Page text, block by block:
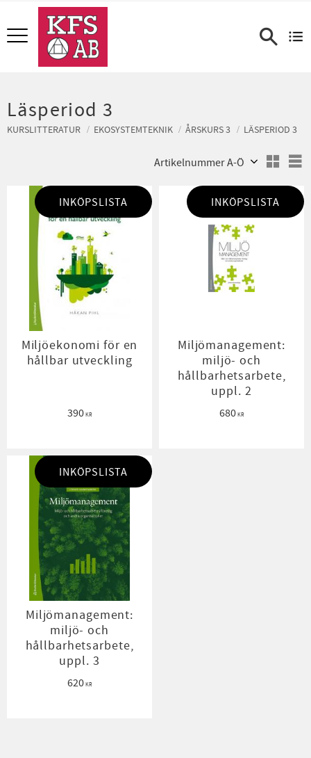
Meny
Läsperiod 3
KURSLITTERATUR EKOSYSTEMTEKNIK ÅRSKURS 3 LÄSPERIOD 3
Miljöekonomi för en
hållbar utveckling
390KR
INKÖPSLISTA
Miljömanagement:
miljö- och
hållbarhetsarbete,
uppl. 2
680KR
INKÖPSLISTA
Miljömanagement:
miljö- och
hållbarhetsarbete,
uppl. 3
620KR
INKÖPSLISTA